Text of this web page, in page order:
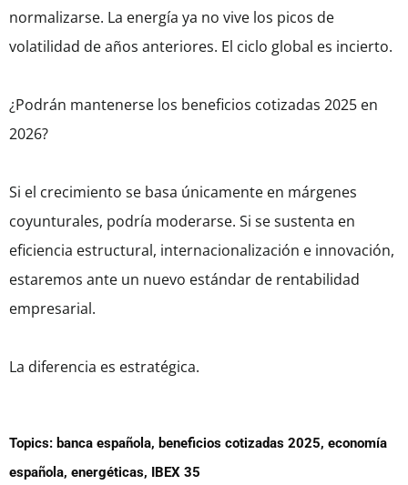
normalizarse. La energía ya no vive los picos de
volatilidad de años anteriores. El ciclo global es incierto.
¿Podrán mantenerse los beneficios cotizadas 2025 en
2026?
Si el crecimiento se basa únicamente en márgenes
coyunturales, podría moderarse. Si se sustenta en
eficiencia estructural, internacionalización e innovación,
estaremos ante un nuevo estándar de rentabilidad
empresarial.
La diferencia es estratégica.
Topics: banca española, beneficios cotizadas 2025, economía
española, energéticas, IBEX 35